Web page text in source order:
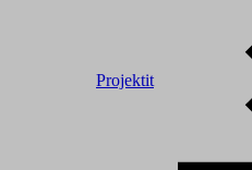
Projektit